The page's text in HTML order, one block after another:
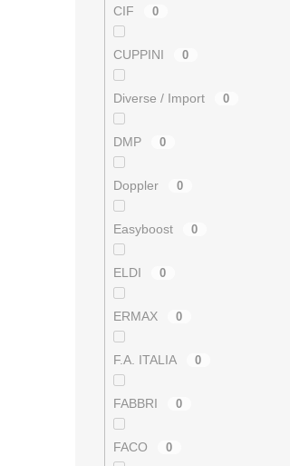
CIF 0
CUPPINI 0
Diverse / Import 0
DMP 0
Doppler 0
Easyboost 0
ELDI 0
ERMAX 0
F.A. ITALIA 0
FABBRI 0
FACO 0